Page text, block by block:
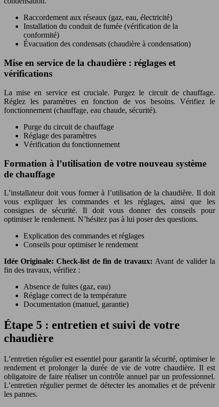
Raccordement aux réseaux (gaz, eau, électricité)
Installation du conduit de fumée (vérification de la
conformité)
Évacuation des condensats (chaudière à condensation)
Mise en service de la chaudière : réglages et
vérifications
La mise en service est cruciale. Purgez le circuit de chauffage.
Réglez les paramètres en fonction de vos besoins. Vérifiez le
fonctionnement (chauffage, eau chaude, sécurité).
Purge du circuit de chauffage
Réglage des paramètres
Vérification du fonctionnement
Formation à l’utilisation de votre nouveau système
de chauffage
L’installateur doit vous former à l’utilisation de la chaudière. Il doit
vous expliquer les commandes et les réglages, ainsi que les
consignes de sécurité. Il doit vous donner des conseils pour
optimiser le rendement. N’hésitez pas à lui poser des questions.
Explication des commandes et réglages
Conseils pour optimiser le rendement
Idée Originale: Check-list de fin de travaux: Avant de valider la
fin des travaux, vérifiez :
Absence de fuites (gaz, eau)
Réglage correct de la température
Documentation (manuel, garantie)
Étape 5 : entretien et suivi de votre
chaudière
L’entretien régulier est essentiel pour garantir la sécurité, optimiser le
rendement et prolonger la durée de vie de votre chaudière. Il est
obligatoire de faire réaliser un contrôle annuel par un professionnel.
L’entretien régulier permet de détecter les anomalies et de prévenir
les pannes.